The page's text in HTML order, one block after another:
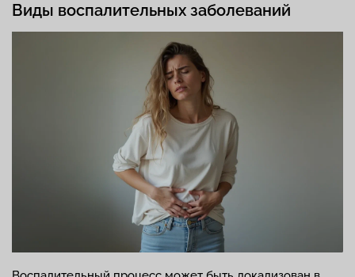
Виды воспалительных заболеваний